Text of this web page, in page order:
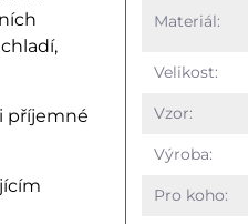
příjemné
Materiál:
Velikost:
Vzor:
Výroba:
Pro koho: